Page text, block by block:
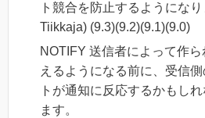
ト競合を防止するようにな
Tiikkaja) (9.3)(9.2)(9.1)(9.0)
NOTIFY 送信者によって作
えるようになる前に、受信
トが通知に反応するかもし
ます。